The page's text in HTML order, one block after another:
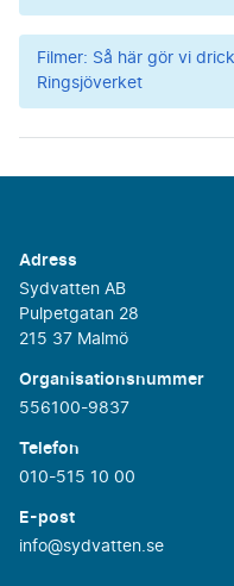
Filmer: Så här gör vi
Ringsjöverket
Adress
Sydvatten AB
Pulpetgatan 28
215 37 Malmö
Organisationsnummer
556100-9837
Telefon
010-515 10 00
E-post
info@sydvatten.se